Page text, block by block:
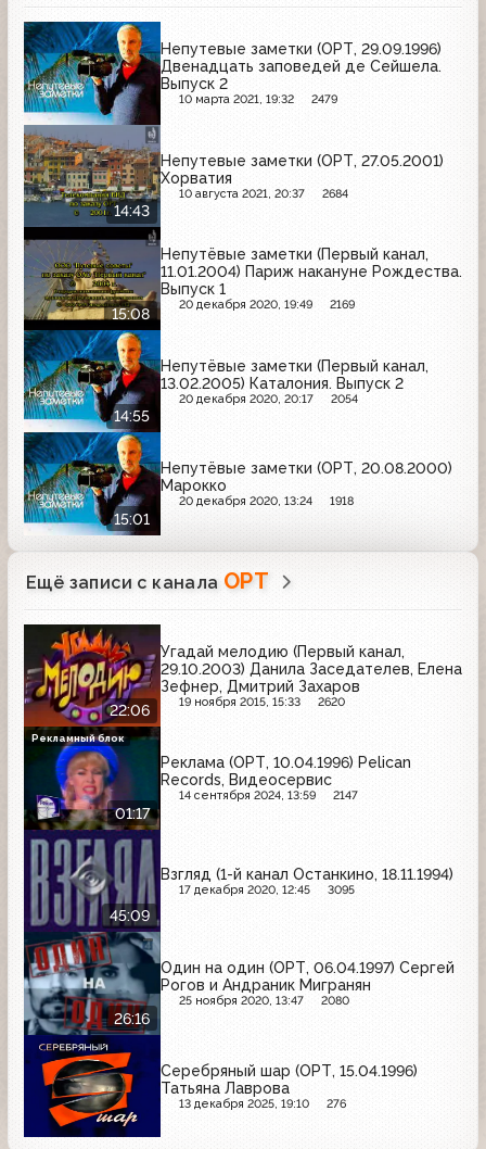
Непутевые заметки (ОРТ, 29.09.1996)
Двенадцать заповедей де Сейшела.
Выпуск 2
10 марта 2021, 19:32 2479
14:43
Непутевые заметки (ОРТ, 27.05.2001)
Хорватия
10 августа 2021, 20:37 2684
15:08
Непутёвые заметки (Первый канал,
11.01.2004) Париж накануне Рождества.
Выпуск 1
20 декабря 2020, 19:49 2169
14:55
Непутёвые заметки (Первый канал,
13.02.2005) Каталония. Выпуск 2
20 декабря 2020, 20:17 2054
15:01
Непутёвые заметки (ОРТ, 20.08.2000)
Марокко
20 декабря 2020, 13:24 1918
Ещё записи с канала ОРТ
22:06
Угадай мелодию (Первый канал,
29.10.2003) Данила Заседателев, Елена
Зефнер, Дмитрий Захаров
19 ноября 2015, 15:33 2620
01:17
Реклама (ОРТ, 10.04.1996) Pelican
Records, Видеосервис
14 сентября 2024, 13:59 2147
Рекламный блок
45:09
Взгляд (1-й канал Останкино, 18.11.1994)
17 декабря 2020, 12:45 3095
26:16
Один на один (ОРТ, 06.04.1997) Сергей
Рогов и Андраник Мигранян
25 ноября 2020, 13:47 2080
Серебряный шар (ОРТ, 15.04.1996)
Татьяна Лаврова
13 декабря 2025, 19:10 276